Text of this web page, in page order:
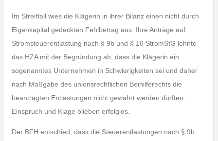
Im Streitfall wies die Klägerin in ihrer Bilanz einen nicht durch
Eigenkapital gedeckten Fehlbetrag aus. Ihre Anträge auf
Stromsteuerentlastung nach § 9b und § 10 StromStG lehnte
das HZA mit der Begründung ab, dass die Klägerin ein
sogenanntes Unternehmen in Schwierigkeiten sei und daher
nach Maßgabe des unionsrechtlichen Beihilferechts die
beantragten Entlastungen nicht gewährt werden dürften.
Einspruch und Klage blieben erfolglos.
Der BFH entschied, dass die Steuerentlastungen nach § 9b